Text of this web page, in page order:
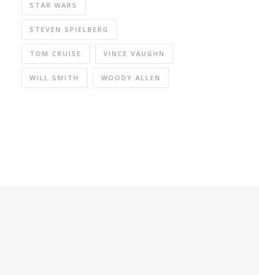
STAR WARS
STEVEN SPIELBERG
TOM CRUISE VINCE VAUGHN
WILL SMITH WOODY ALLEN